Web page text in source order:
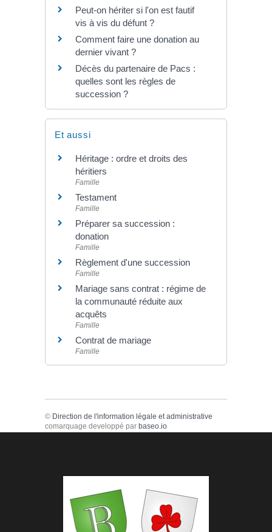
Peut-on hériter si l'on est fautif
vis à vis du défunt ?
Comment faire une donation au
dernier vivant ?
Décès du partenaire de Pacs :
quelles sont les règles de
succession ?
Et aussi
Héritage : ordre et droits des
héritiers
Famille
Testament
Famille
Préparer sa succession :
donation
Famille
Règlement d'une succession
Famille
Mariage sans contrat : régime de
la communauté réduite aux
acquêts
Famille
Contrat de mariage
Famille
© Direction de l'information légale et administrative
comarquage developpé par baseo.io